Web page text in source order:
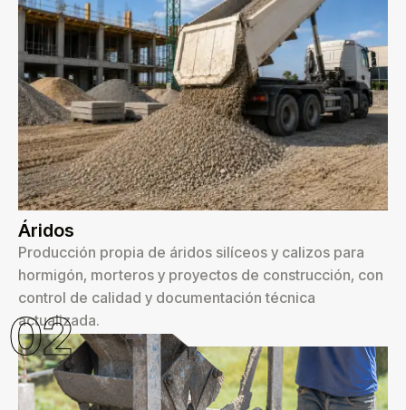
Áridos
Producción propia de áridos silíceos y calizos para
hormigón, morteros y proyectos de construcción, con
control de calidad y documentación técnica
actualizada.
02